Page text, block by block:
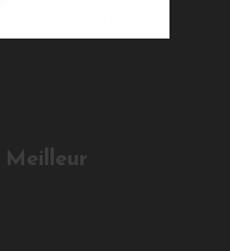
Meilleur